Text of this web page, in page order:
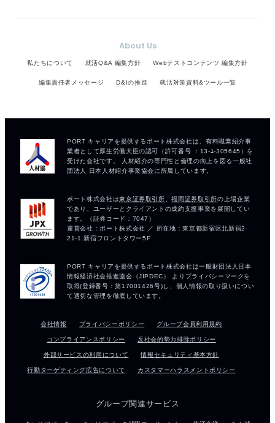
About Us
私たちについて 就活Q&A 編集方針 Webテストコンテンツ 編集方針
編集責任者メッセージ D&Iの推進 就活対策資料&ツール一覧
会社情報 プライバシーポリシー グループ会員利用規約
コンプライアンスポリシー 反社会的勢力排除ポリシー
外部サービスの利用について 情報セキュリティ基本方針
行動ターゲティング広告について カスタマーハラスメントポリシー